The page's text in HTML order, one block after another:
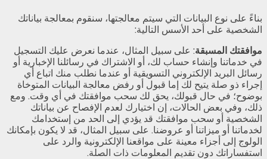
بناءً على نوع البيانات التي سيتم معالجتها، سنقوم بمعالجة بياناتك
الشخصية على أحد الأسس التالية:
موافقتك المسبقة: على سبيل المثال، عندما نعرض عليك التسجيل
في خدماتنا وإنشاء حساب لك، أو الاشتراك في رسائلنا الإخبارية أو
رسائل البريد الإلكتروني التسويقية أو عندما نطلب منك اتباع أي
إجراء ذو صلة يتيح لك إما قبول أو رفض معالجة البيانات المتوخاة
بوضوح؛ في حال قبولك، يحق لك سحب موافقتك في أي وقت. ومع
ذلك، وفي بعض الحالات، إن اختيارك لعدم الإفصاح عن بياناتك
الشخصية أو سحب موافقتك قد يؤدي إلى الحد من إستخدامك
لخدماتنا أو ميزاتنا أو عروضنا. على سبيل المثال، قد لا يكون بإمكانك
الولوج إلى أجزاء معينة على مواقعنا الإلكترونية والرد على
استفساراتك دون تقديم المعلومات ذات الصلة.